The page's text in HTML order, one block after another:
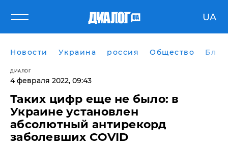
UA
Новости Украина россия Общество
ДИАЛОГ
4 февраля 2022, 09:43
Таких цифр еще не было: в
Украине установлен
абсолютный антирекорд
заболевших COVID